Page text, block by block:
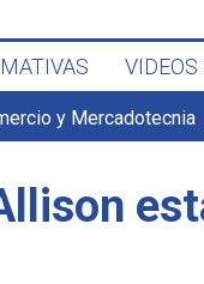
VIDEOS
y Mercadotecnia